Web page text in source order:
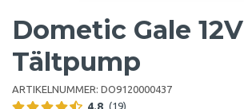
Dometic Gale 12V
Tältpump
ARTIKELNUMMER: DO9120000437
(19)